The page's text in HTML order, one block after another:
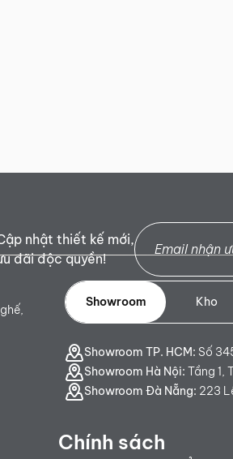
nhật thiết kế mới,
đãi độc quyền!
Showroom Kho
Showroom TP. HCM: Số
Showroom Hà Nội: Tầng 1,
Showroom Đà Nẵng: 223
Chính sách